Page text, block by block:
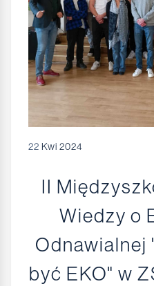
22 Kwi 2024
II
Wiedzy o
Odnawialnej
być EKO" w